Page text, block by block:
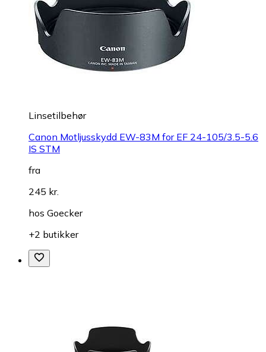
Linsetilbehør
Canon Motljusskydd EW-83M for EF 24-105/3.5-5.6
IS STM
fra
245 kr.
hos Goecker
+2 butikker